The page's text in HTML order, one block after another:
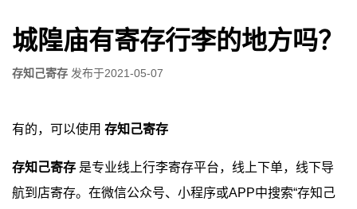
城隍庙有寄存行李的地方吗？
存知己寄存 发布于2021-05-07
有的，可以使用 存知己寄存
存知己寄存 是专业线上行李寄存平台，线上下单，线下导
航到店寄存。在微信公众号、小程序或APP中搜索“存知己